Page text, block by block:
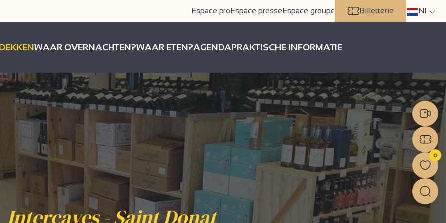
Espace proEspace presseEspace groupe Billetterie Nl
WAAR OVERNACHTEN?WAAR ETEN?AGENDAPRAKTISCHE INFORMATIE
Intercaves - Saint Donat
0